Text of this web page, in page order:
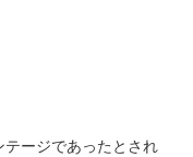
テージであったとされ